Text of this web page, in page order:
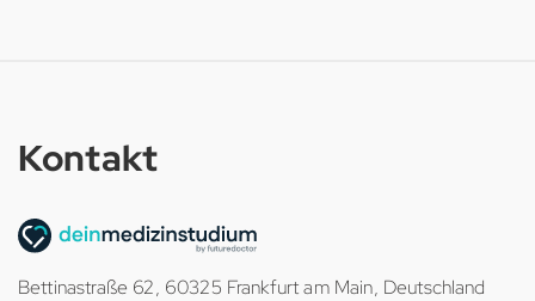
Kontakt
Bettinastraße 62, 60325 Frankfurt am Main, Deutschland